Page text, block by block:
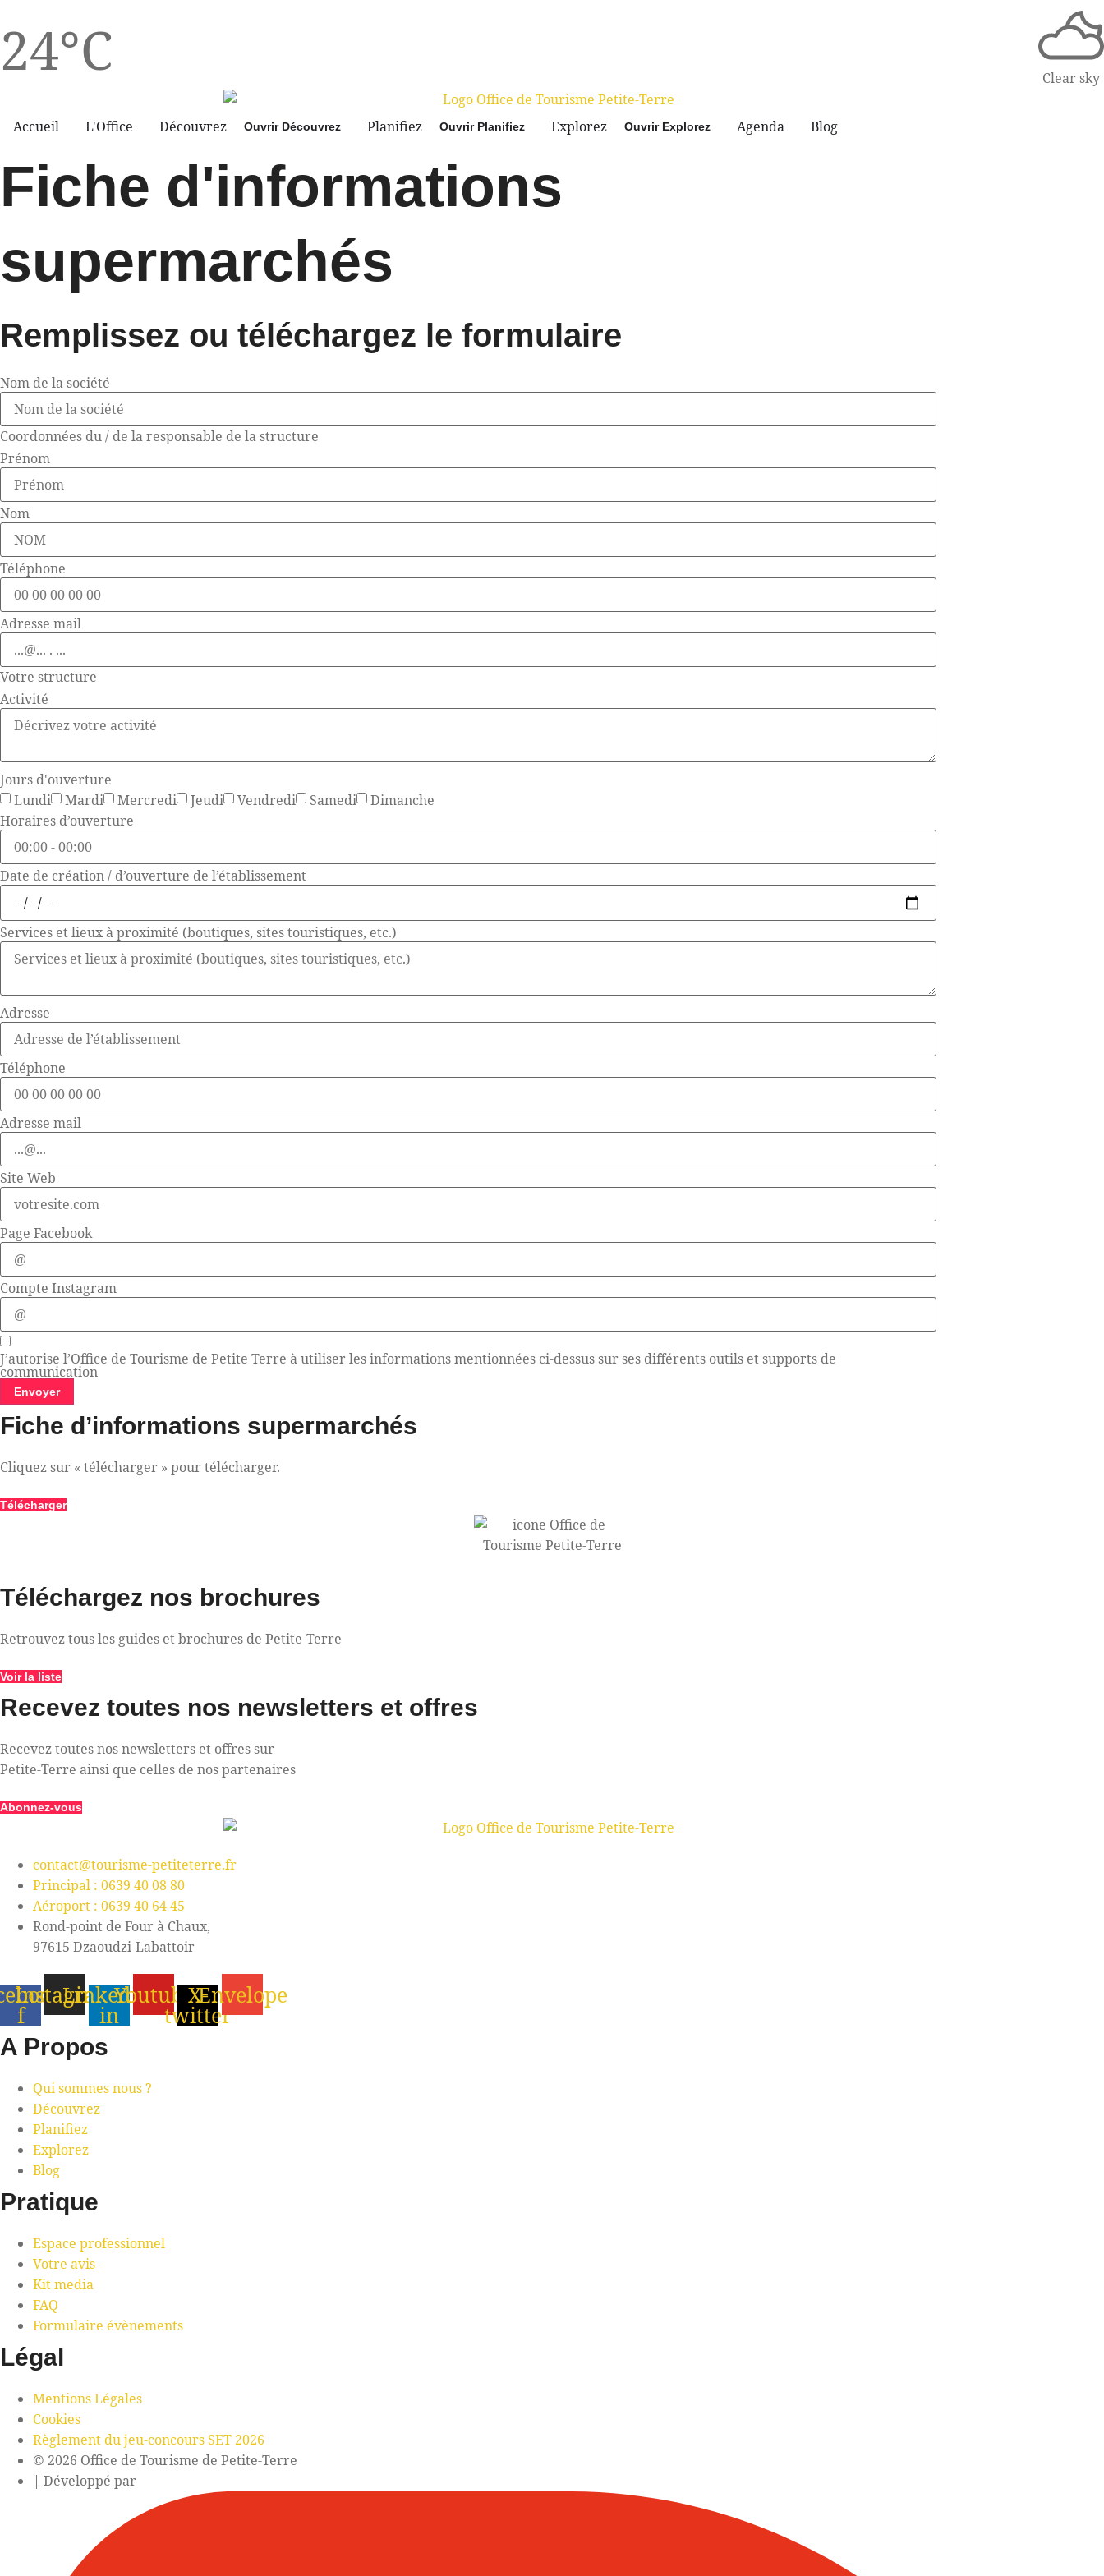
24°C Clear sky
Accueil L'Office Découvrez Ouvrir Découvrez Planifiez Ouvrir Planifiez Explorez Ouvrir Explorez Agenda Blog
Fiche d'informations
supermarchés
Remplissez ou téléchargez le formulaire
Nom de la société
Coordonnées du / de la responsable de la structure
Prénom
Nom
Téléphone
Adresse mail
Votre structure
Activité
Jours d'ouverture
Lundi
Mardi Mercredi Jeudi Vendredi Samedi
Dimanche
Horaires d’ouverture
Date de création / d’ouverture de l’établissement
Services et lieux à proximité (boutiques, sites touristiques, etc.)
Adresse
Téléphone
Adresse mail
Site Web
Page Facebook
Compte Instagram
J’autorise l’Office de Tourisme de Petite Terre à utiliser les informations mentionnées ci-dessus sur ses différents outils et supports de
communication
Envoyer
Fiche d’informations supermarchés
Cliquez sur « télécharger » pour télécharger.
Télécharger
Téléchargez nos brochures
Retrouvez tous les guides et brochures de Petite-Terre
Voir la liste
Recevez toutes nos newsletters et offres
Recevez toutes nos newsletters et offres sur
Petite-Terre ainsi que celles de nos partenaires
Abonnez-vous
contact@tourisme-petiteterre.fr
Principal : 0639 40 08 80
Aéroport : 0639 40 64 45
Rond-point de Four à Chaux,
97615 Dzaoudzi-Labattoir
f
Instagram
Linkedin-
in
YoutubeX-
twitter
Envelope
A Propos
Qui sommes nous ?
Découvrez
Planifiez
Explorez
Blog
Pratique
Espace professionnel
Votre avis
Kit media
FAQ
Formulaire évènements
Légal
Mentions Légales
Cookies
Règlement du jeu-concours SET 2026
© 2026 Office de Tourisme de Petite-Terre
| Développé par